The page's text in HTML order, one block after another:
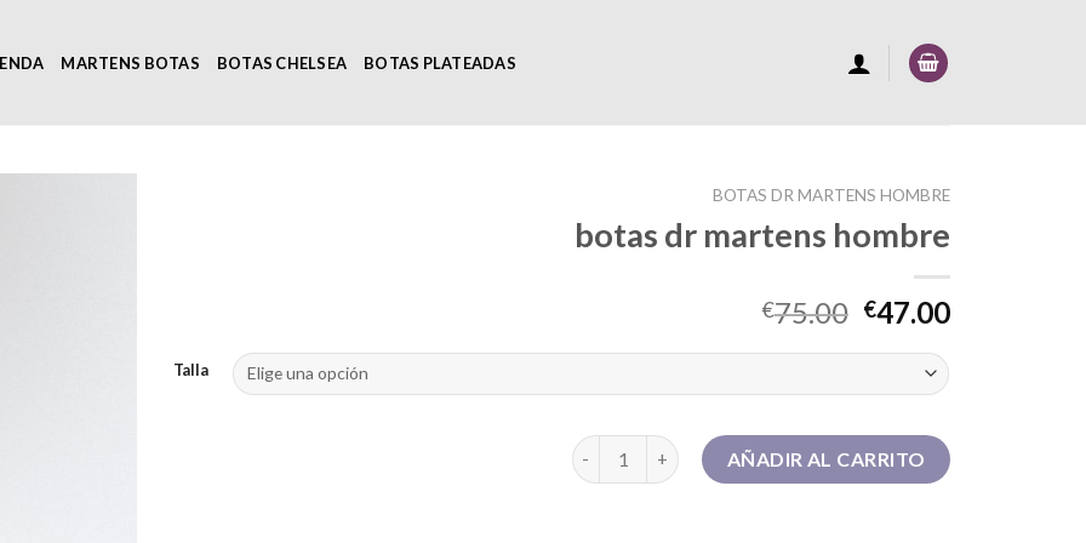
MARTENS BOTAS BOTAS CHELSEA BOTAS PLATEADAS
BOTAS DR MARTENS HOMBRE
botas dr martens hombre
€75.00 €47.00
Talla
botas dr martens hombre cantidad
AÑADIR AL CARRITO